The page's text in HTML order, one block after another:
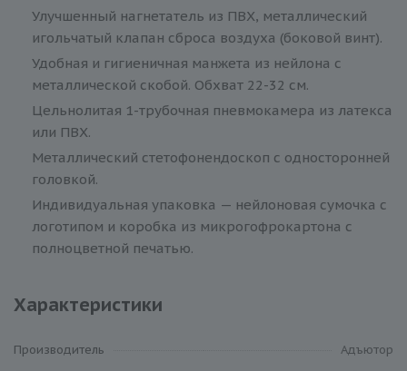
Улучшенный нагнетатель из ПВХ, металлический
игольчатый клапан сброса воздуха (боковой винт).
Удобная и гигиеничная манжета из нейлона с
металлической скобой. Обхват 22-32 см.
Цельнолитая 1-трубочная пневмокамера из латекса
или ПВХ.
Металлический стетофонендоскоп с односторонней
головкой.
Индивидуальная упаковка — нейлоновая сумочка с
логотипом и коробка из микрогофрокартона с
полноцветной печатью.
Характеристики
Производитель
Адъютор